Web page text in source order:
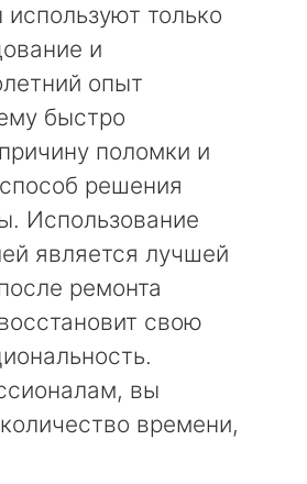
только
и
опыт
быстро
поломки и
решения
Использование
является лучшей
ремонта
свою
вы
времени,